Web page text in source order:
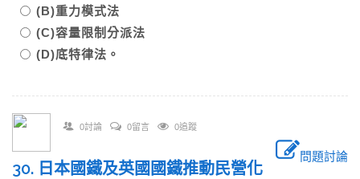
(B)重力模式法
(C)容量限制分派法
(D)底特律法。
0討論 0留言 0追蹤
問題討論
30. 日本國鐵及英國國鐵推動民營化